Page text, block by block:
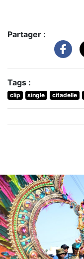
Partager :
Tags :
clip single citadelle